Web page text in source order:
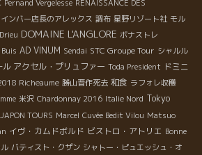
Pernand Vergelesse RENAISSANCE DES
ンバー店長のアレックス 調布 星野リゾート社 モル
DOMAINE L'ANGLORE ボナストレ
AD VINUM Sendai STC Groupe Tour シャルル
ル アクセル・プリュファー Toda President ドミニ
Richeaume 勝山晋作死去 和食 ラフォレ収穫
米沢 Chardonnay 2016 Italie Nord Tokyo
TOURS Marcel Cuvée Bedit Vilou Matsuo
イヴ・カムドボルド ビストロ・アトリエ Bonne
バティスト・クザン シャトー・ピュエッシュ・オ